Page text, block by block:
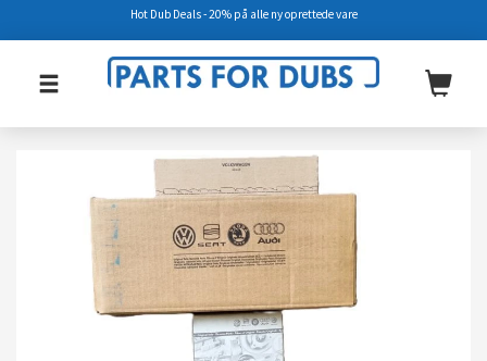
Hot Dub Deals - 20% på alle ny oprettede vare